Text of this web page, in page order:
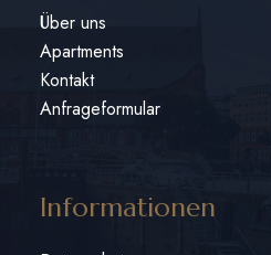
Über uns
Apartments
Kontakt
Anfrageformular
Informationen